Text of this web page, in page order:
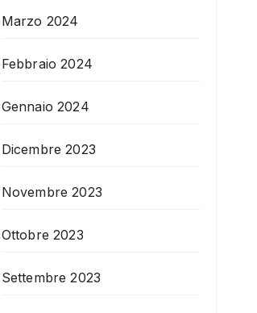
Marzo 2024
Febbraio 2024
Gennaio 2024
Dicembre 2023
Novembre 2023
Ottobre 2023
Settembre 2023